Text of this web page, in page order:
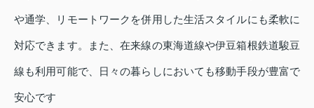
や通学、リモートワークを併用した生活スタイルにも柔軟に
対応できます。また、在来線の東海道線や伊豆箱根鉄道駿豆
線も利用可能で、日々の暮らしにおいても移動手段が豊富で
安心です